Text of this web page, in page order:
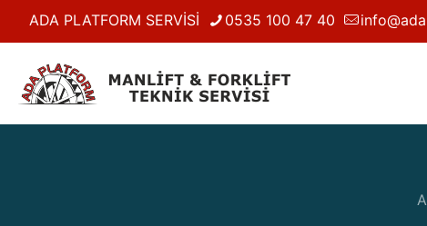
ADA PLATFORM SERVİSİ 0535 100 47 40